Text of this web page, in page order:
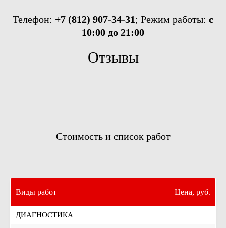
Телефон: +7 (812) 907-34-31; Режим работы: с
10:00 до 21:00
Отзывы
Стоимость и список работ
Виды работ Цена, руб.
ДИАГНОСТИКА